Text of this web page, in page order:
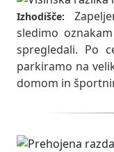
Izhodišče:
sledimo
spregledali. Po
parkiramo na
domom in